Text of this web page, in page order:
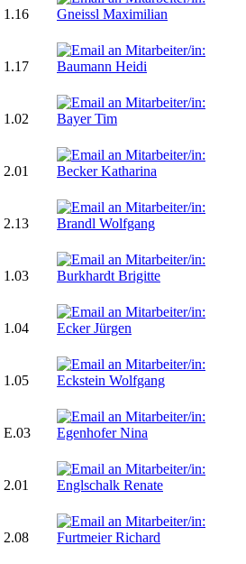
1.16
1.17
1.02
2.01
2.13
1.03
1.04
1.05
E.03
2.01
2.08